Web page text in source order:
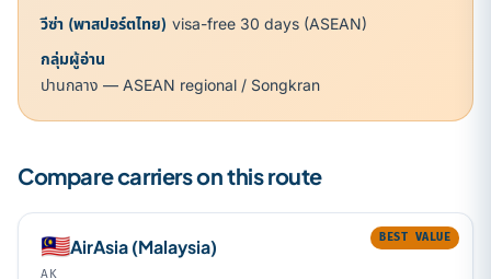
วีซ่า (พาสปอร์ตไทย) visa-free 30 days (ASEAN)
กลุ่มผู้อ่าน
ปานกลาง — ASEAN regional / Songkran
Compare carriers on this route
BEST VALUE
🇲🇾AirAsia (Malaysia)
AK